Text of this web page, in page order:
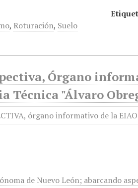
, Roturación, Suelo
Órgano
Técnica "Álvaro
de Nuevo León; abarcando